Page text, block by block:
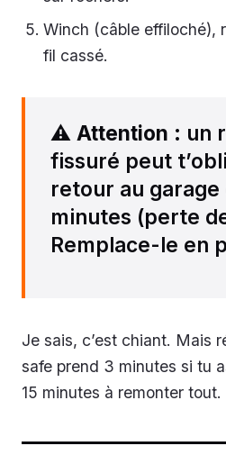
Winch (câble effiloché),
fil cassé.
⚠️ Attention : un
fissuré peut
retour au garage
minutes (perte
Remplace-le en
Je sais, c’est chiant. Mais
safe prend 3 minutes si tu
15 minutes à remonter tout.